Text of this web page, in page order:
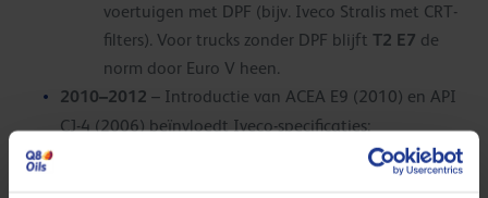
voertuigen met DPF (bijv. Iveco Stralis met CRT-
filters). Voor trucks zonder DPF blijft T2 E7 de
norm door Euro V heen.
2010–2012 – Introductie van ACEA E9 (2010) en API
CJ-4 (2006) beïnvloedt Iveco-specificaties:
toe als een mid-SAPS